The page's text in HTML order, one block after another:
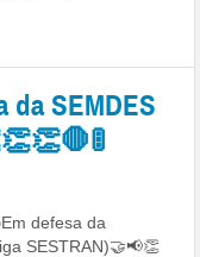
SEMDES
defesa da
SESTRAN)🤝📢👏